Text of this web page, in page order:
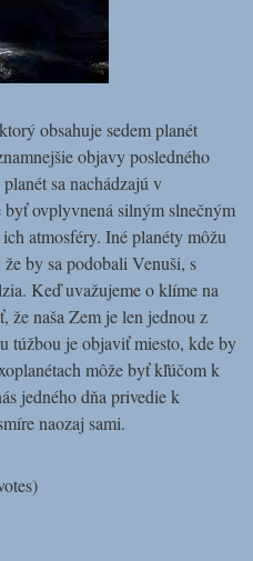
obsahuje sedem planét
objavy posledného
sa nachádzajú v
ovplyvnená silným slnečným
atmosféry. Iné planéty môžu
by sa podobali Venuši, s
Keď uvažujeme o klíme na
že naša Zem je len jednou z
túžbou je objaviť miesto, kde by
môže byť kľúčom k
jedného dňa privedie k
naozaj sami.